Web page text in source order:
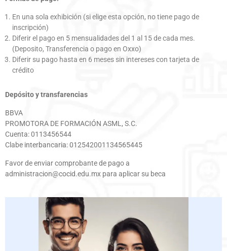
En una sola exhibición (si elige esta opción, no tiene pago de
inscripción)
Diferir el pago en 5 mensualidades del 1 al 15 de cada mes.
(Deposito, Transferencia o pago en Oxxo)
Diferir su pago hasta en 6 meses sin intereses con tarjeta de
crédito
Depósito y transfarencias
BBVA
PROMOTORA DE FORMACIÓN ASML, S.C.
Cuenta: 0113456544
Clabe interbancaria: 012542001134565445
Favor de enviar comprobante de pago a
administracion@cocid.edu.mx para aplicar su beca